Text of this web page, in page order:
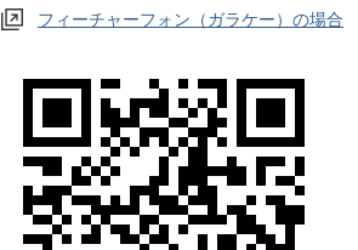
フィーチャーフォン（ガラケー）の場合